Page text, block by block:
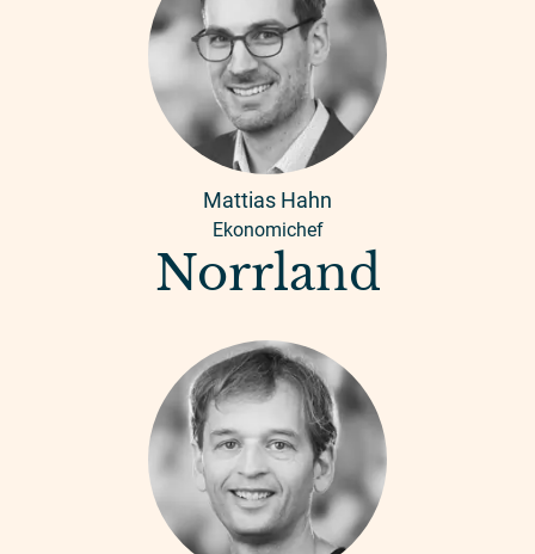
Mattias Hahn
Ekonomichef
Norrland